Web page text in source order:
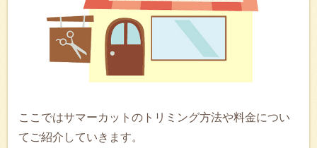
ここではサマーカットのトリミング方法や料金につい
てご紹介していきます。